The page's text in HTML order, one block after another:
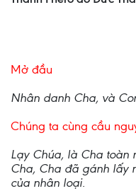
Mở đầu
Nhân danh Cha, và
Chúng ta cùng cầu
Lạy Chúa, là Cha toàn
Cha, Cha đã gánh lấy
của nhân loại.